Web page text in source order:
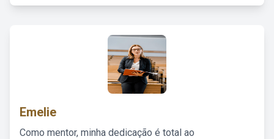
Emelie
Como mentor, minha dedicação é total ao